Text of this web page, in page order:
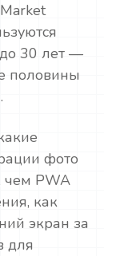
30 лет —
половины
фото
чем PWA
как
экран за
для